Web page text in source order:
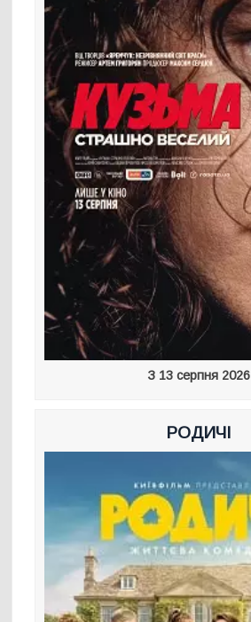
З 13 серпня 2026
РОДИЧІ